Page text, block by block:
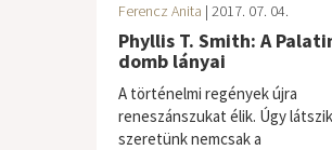
Ferencz Anita | 2017. 07. 04.
Phyllis T. Smith: A
domb lányai
A történelmi regények újra
reneszánszukat élik. Úgy
szeretünk nemcsak a